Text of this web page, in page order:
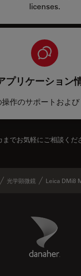
licenses.
プリケーション
操作のサポートおよ
までお気軽にご相談くだ
光学顕微鏡 Leica DMi8
Danaher Logo